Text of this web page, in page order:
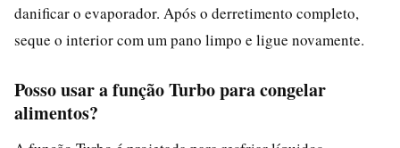
danificar o evaporador. Após o derretimento completo,
seque o interior com um pano limpo e ligue novamente.
Posso usar a função Turbo para congelar
alimentos?